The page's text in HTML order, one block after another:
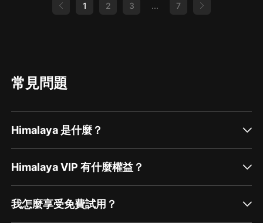
1 2 3 ... 7
常見問題
Himalaya 是什麼？
Himalaya VIP 有什麼權益？
我怎麼享受免費試用？